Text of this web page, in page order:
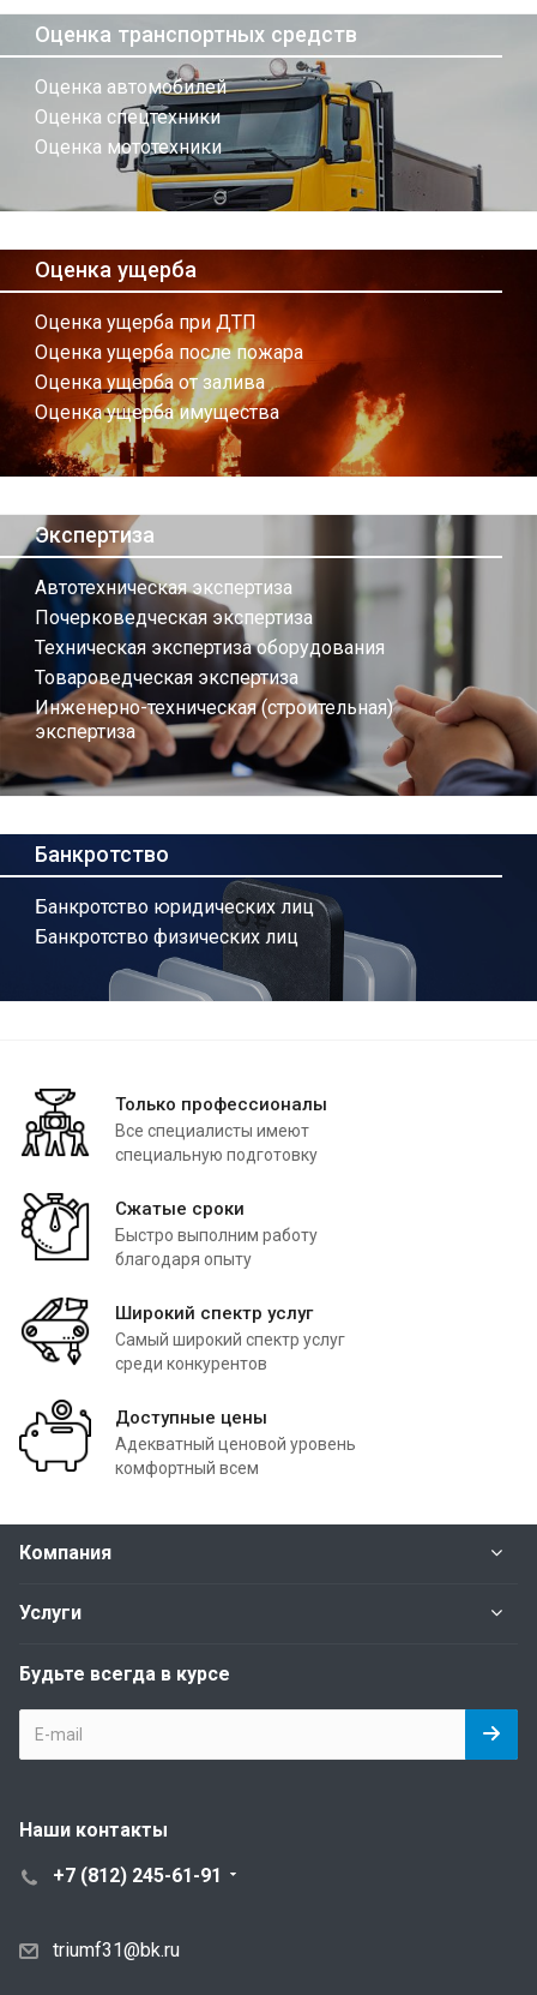
Оценка транспортных средств
Оценка автомобилей
Оценка спецтехники
Оценка мототехники
Оценка ущерба
Оценка ущерба при ДТП
Оценка ущерба после пожара
Оценка ущерба от залива
Оценка ущерба имущества
Экспертиза
Автотехническая экспертиза
Почерковедческая экспертиза
Техническая экспертиза оборудования
Товароведческая экспертиза
Инженерно-техническая (строительная)
экспертиза
Банкротство
Банкротство юридических лиц
Банкротство физических лиц
Только профессионалы
Все специалисты имеют
специальную подготовку
Сжатые сроки
Быстро выполним работу
благодаря опыту
Широкий спектр услуг
Самый широкий спектр услуг
среди конкурентов
Доступные цены
Адекватный ценовой уровень
комфортный всем
Компания
Услуги
Будьте всегда в курсе
Наши контакты
+7 (812) 245-61-91
triumf31@bk.ru